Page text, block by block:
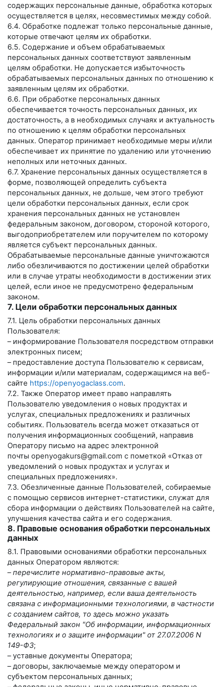
содержащих персональные данные, обработка которых
осуществляется в целях, несовместимых между собой.
6.4. Обработке подлежат только персональные данные,
которые отвечают целям их обработки.
6.5. Содержание и объем обрабатываемых
персональных данных соответствуют заявленным
целям обработки. Не допускается избыточность
обрабатываемых персональных данных по отношению к
заявленным целям их обработки.
6.6. При обработке персональных данных
обеспечивается точность персональных данных, их
достаточность, а в необходимых случаях и актуальность
по отношению к целям обработки персональных
данных. Оператор принимает необходимые меры и/или
обеспечивает их принятие по удалению или уточнению
неполных или неточных данных.
6.7. Хранение персональных данных осуществляется в
форме, позволяющей определить субъекта
персональных данных, не дольше, чем этого требуют
цели обработки персональных данных, если срок
хранения персональных данных не установлен
федеральным законом, договором, стороной которого,
выгодоприобретателем или поручителем по которому
является субъект персональных данных.
Обрабатываемые персональные данные уничтожаются
либо обезличиваются по достижении целей обработки
или в случае утраты необходимости в достижении этих
целей, если иное не предусмотрено федеральным
законом.
7. Цели обработки персональных данных
7.1. Цель обработки персональных данных
Пользователя:
– информирование Пользователя посредством отправки
электронных писем;
– предоставление доступа Пользователю к сервисам,
информации и/или материалам, содержащимся на веб-
сайте https://openyogaclass.com.
7.2. Также Оператор имеет право направлять
Пользователю уведомления о новых продуктах и
услугах, специальных предложениях и различных
событиях. Пользователь всегда может отказаться от
получения информационных сообщений, направив
Оператору письмо на адрес электронной
почты openyogakurs@gmail.com с пометкой «Отказ от
уведомлений о новых продуктах и услугах и
специальных предложениях».
7.3. Обезличенные данные Пользователей, собираемые
с помощью сервисов интернет-статистики, служат для
сбора информации о действиях Пользователей на сайте,
улучшения качества сайта и его содержания.
8. Правовые основания обработки персональных
данных
8.1. Правовыми основаниями обработки персональных
данных Оператором являются:
–перечислите нормативно-правовые акты,
регулирующие отношения, связанные с вашей
деятельностью, например, если ваша деятельность
связана с информационными технологиями, в частности
с созданием сайтов, то здесь можно указать
Федеральный закон "Об информации, информационных
технологиях и о защите информации" от 27.07.2006 N
149-ФЗ;
– уставные документы Оператора;
– договоры, заключаемые между оператором и
субъектом персональных данных;